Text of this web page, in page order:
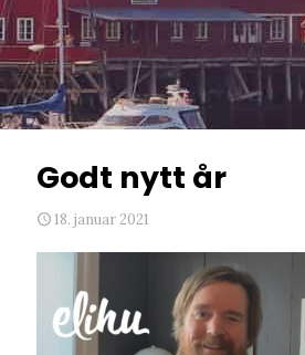
Godt nytt år
18. januar 2021